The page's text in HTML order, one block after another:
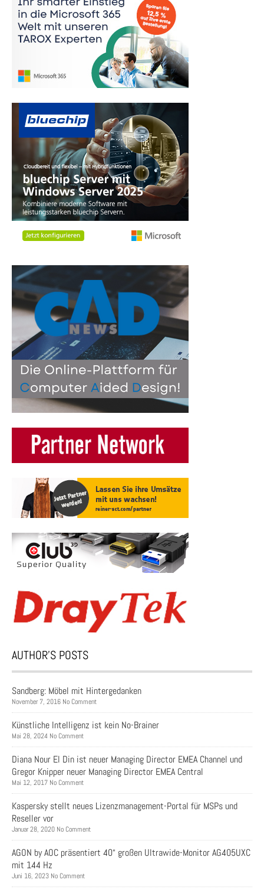
AUTHOR’S POSTS
Sandberg: Möbel mit Hintergedanken
November 7, 2016 No Comment
Künstliche Intelligenz ist kein No-Brainer
Mai 28, 2024 No Comment
Diana Nour El Din ist neuer Managing Director EMEA Channel und
Gregor Knipper neuer Managing Director EMEA Central
Mai 12, 2017 No Comment
Kaspersky stellt neues Lizenzmanagement-Portal für MSPs und
Reseller vor
Januar 28, 2020 No Comment
AGON by AOC präsentiert 40“ großen Ultrawide-Monitor AG405UXC
mit 144 Hz
Juni 16, 2023 No Comment